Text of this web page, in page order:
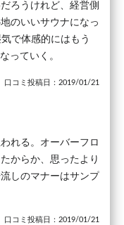
ろうけれど、経営側
のいいサウナになっ
で体感的にはもう
っていく。
口コミ投稿日：2019/01/21
れる。オーバーフロ
からか、思ったより
しのマナーはサンプ
口コミ投稿日：2019/01/21